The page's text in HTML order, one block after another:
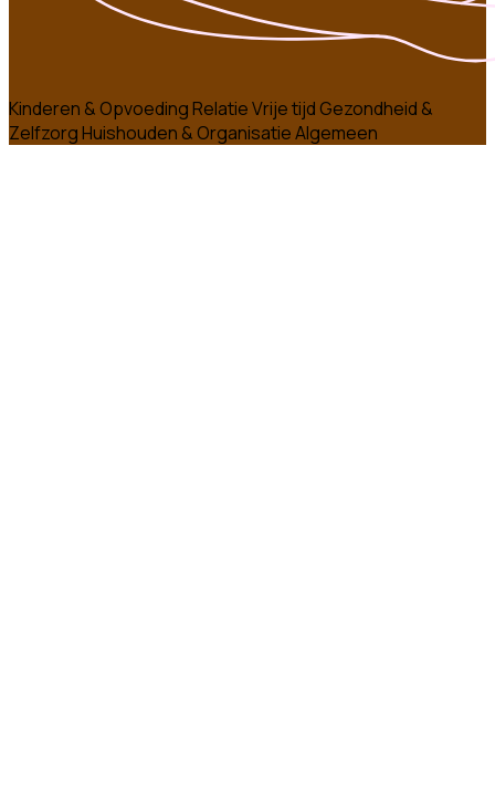
Kinderen & OpvoedingRelatieVrije tijd Gezondheid &
ZelfzorgHuishouden & OrganisatieAlgemeen